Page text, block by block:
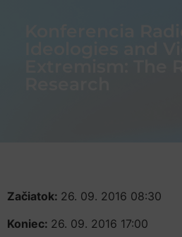
Začiatok: 26. 09. 2016 08:30
Koniec: 26. 09. 2016 17:00